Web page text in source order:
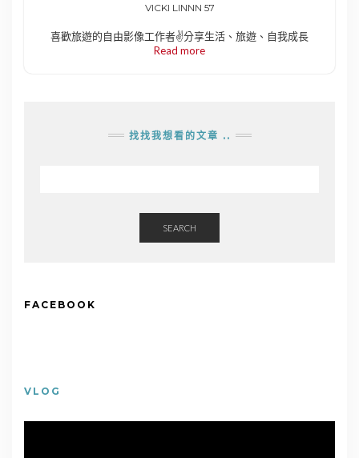
VICKI LINNN 57
喜歡旅遊的自由影像工作者✌️分享生活、旅遊、自我成長
Read more
找找我想看的文章 ..
SEARCH
FACEBOOK
VLOG